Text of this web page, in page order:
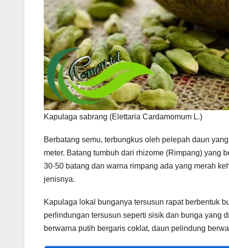
Kapulaga sabrang (Elettaria Cardamomum L.)
Berbatang semu, terbungkus oleh pelepah daun
meter. Batang tumbuh dari rhizome (Rimpang) yang
30-50 batang dan warna rimpang ada yang merah
jenisnya.
Kapulaga lokal bunganya tersusun rapat berbentuk
perlindungan tersusun seperti sisik dan bunga yang
berwarna putih bergaris coklat, daun pelindung